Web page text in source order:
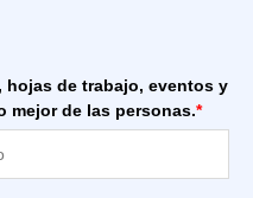
de trabajo, eventos y
mejor de las personas.*